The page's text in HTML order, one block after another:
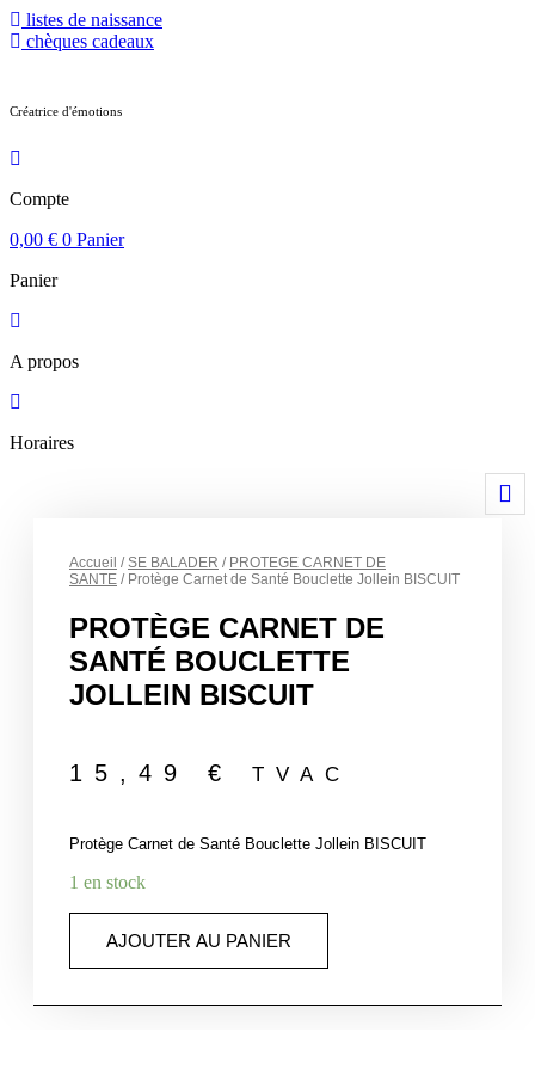
Aller
au
listes de naissance
chèques cadeaux
Créatrice d'émotions
Compte
0,00 € 0 Panier
Panier
A propos
Horaires
Accueil /SE BALADER / PROTEGE CARNET DE
SANTE / Protège Carnet de Santé Bouclette Jollein BISCUIT
PROTÈGE CARNET DE
SANTÉ BOUCLETTE
JOLLEIN BISCUIT
15,49 € TVAC
Protège Carnet de Santé Bouclette Jollein BISCUIT
1 en stock
Protège
de
AJOUTER AU PANIER